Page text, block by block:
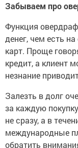
Забываем про
Функция
денег, чем есть
карт. Проще
кредит, а клиент
незнание
Залезть в долг
за каждую
не сразу, а в
международные
обратить